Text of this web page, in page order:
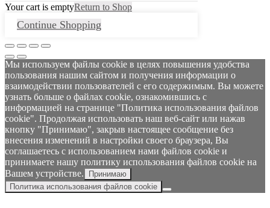
Your cart is emptyReturn to Shop
Continue Shopping
Мы используем файлы cookie в целях повышения удобства
пользования нашим сайтом и получения информации о
взаимодействии пользователей с его содержимым. Вы можете
узнать больше о файлах cookie, ознакомившись с
информацией на странице "Политика использования файлов
cookie". Продолжая использовать наш веб-сайт или нажав
кнопку "Принимаю", закрыв настоящее сообщение без
внесения изменений в настройки своего браузера, Вы
соглашаетесь с использованием нами файлов cookie и
принимаете нашу политику использования файлов cookie на
Вашем устройстве.
Принимаю
Политика использования файлов cookie